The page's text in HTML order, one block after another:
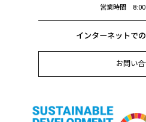
営業時間 8:00
インターネットで
お問い